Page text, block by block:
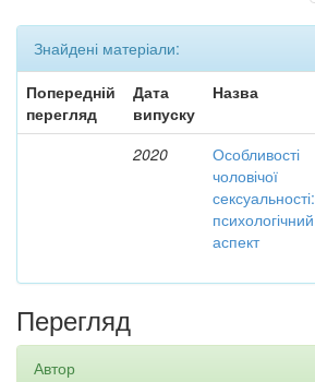
Знайдені матеріали:
Попередній
перегляд
Дата
випуску
Назва
2020
Особливості
чоловічої
сексуальності:
психологічний
аспект
Перегляд
Автор